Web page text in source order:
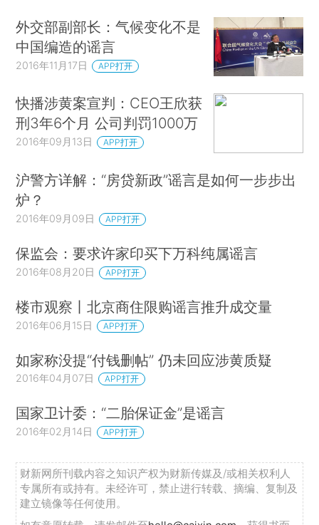
外交部副部长：气候变化不是
中国编造的谣言
2016年11月17日 APP打开
快播涉黄案宣判：CEO王欣获
刑3年6个月 公司判罚1000万
2016年09月13日 APP打开
沪警方详解：“房贷新政”谣言是如何一步步出
炉？
2016年09月09日 APP打开
保监会：要求许家印买下万科纯属谣言
2016年08月20日 APP打开
楼市观察丨北京商住限购谣言推升成交量
2016年06月15日 APP打开
如家称没提“付钱删帖” 仍未回应涉黄质疑
2016年04月07日 APP打开
国家卫计委：“二胎保证金”是谣言
2016年02月14日 APP打开
财新网所刊载内容之知识产权为财新传媒及/或相关权利人
专属所有或持有。未经许可，禁止进行转载、摘编、复制及
建立镜像等任何使用。